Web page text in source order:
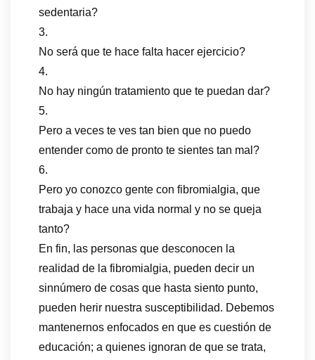
sedentaria?
3.
No será que te hace falta hacer ejercicio?
4.
No hay ningún tratamiento que te puedan dar?
5.
Pero a veces te ves tan bien que no puedo
entender como de pronto te sientes tan mal?
6.
Pero yo conozco gente con fibromialgia, que
trabaja y hace una vida normal y no se queja
tanto?
En fin, las personas que desconocen la
realidad de la fibromialgia, pueden decir un
sinnúmero de cosas que hasta siento punto,
pueden herir nuestra susceptibilidad. Debemos
mantenernos enfocados en que es cuestión de
educación; a quienes ignoran de que se trata,